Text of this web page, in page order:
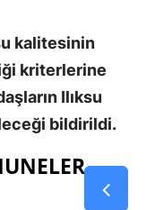
kalitesinin
kriterlerine
Ilıksu
bildirildi.